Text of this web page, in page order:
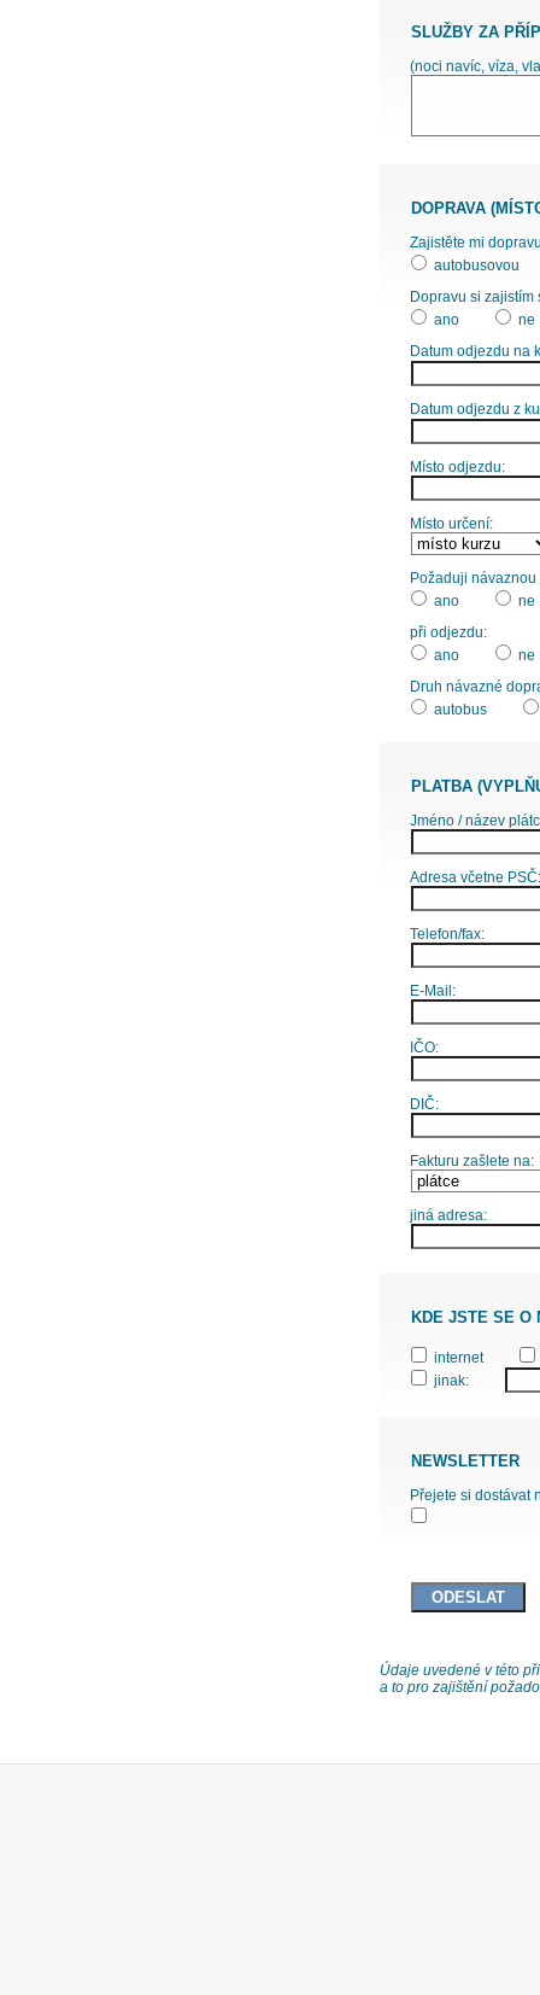
SLUŽBY ZA
(noci navíc, víza,
DOPRAVA
Zajistěte mi
autobusovou
Dopravu si zajistím
ano
ne
Datum odjezdu na
Datum odjezdu z
Místo odjezdu:
Místo určení:
Požaduji
ano
ne
při odjezdu:
ano
ne
Druh návazné
autobus
PLATBA
Jméno / název
Adresa včetne PSČ:
Telefon/fax:
E-Mail:
IČO:
DIČ:
Fakturu zašlete na:
jiná adresa:
KDE JSTE SE O
internet
jinak:
NEWSLETTER
Přejete si dostávat
Údaje uvedené v této
a to pro zajištění